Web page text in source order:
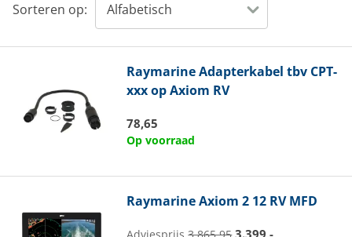
Sorteren op:
RaymarineAdapterkabel tbv CPT-
xxx op Axiom RV
78,65
Op voorraad
RaymarineAxiom 2 12 RV MFD